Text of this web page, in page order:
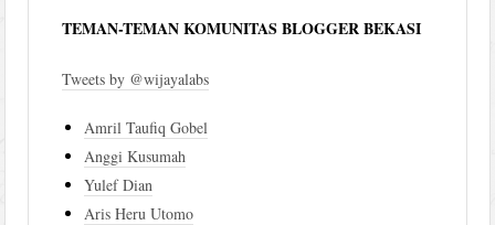
TEMAN-TEMAN KOMUNITAS BLOGGER BEKASI
Tweets by @wijayalabs
Amril Taufiq Gobel
Anggi Kusumah
Yulef Dian
Aris Heru Utomo